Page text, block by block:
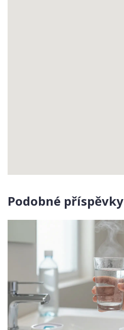
Podobné příspěvky